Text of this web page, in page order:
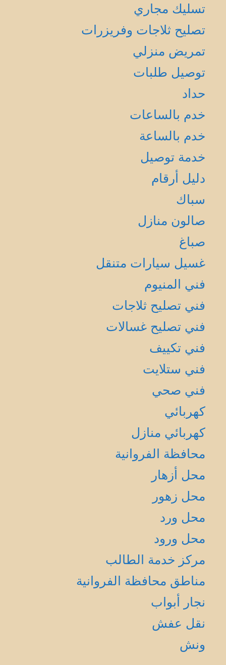
تسليك مجاري
تصليح ثلاجات وفريزرات
تمريض منزلي
توصيل طلبات
حداد
خدم بالساعات
خدم بالساعة
خدمة توصيل
دليل أرقام
سباك
صالون منازل
صباغ
غسيل سيارات متنقل
فني المنيوم
فني تصليح ثلاجات
فني تصليح غسالات
فني تكييف
فني ستلايت
فني صحي
كهربائي
كهربائي منازل
محافظة الفروانية
محل أزهار
محل زهور
محل ورد
محل ورود
مركز خدمة الطالب
مناطق محافظة الفروانية
نجار أبواب
نقل عفش
ونش